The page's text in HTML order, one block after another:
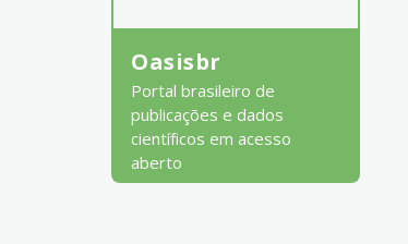
Oasisbr
Portal brasileiro de
publicações e dados
científicos em acesso
aberto